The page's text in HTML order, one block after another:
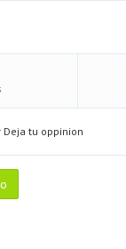
Deja tu oppinion